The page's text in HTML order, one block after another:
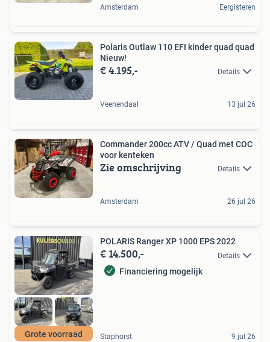
Amsterdam Eergisteren
Polaris Outlaw 110 EFI kinder quad quad
Nieuw!
€ 4.195,- Details
Veenendaal 13 jul 26
Commander 200cc ATV / Quad met COC
voor kenteken
Zie omschrijving Details
Amsterdam 26 jul 26
Grote voorraad
POLARIS Ranger XP 1000 EPS 2022
€ 14.500,- Details
Financiering mogelijk
Staphorst 9 jul 26